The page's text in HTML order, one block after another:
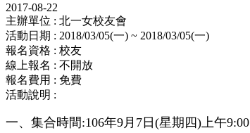
2017-08-22
主辦單位 : 北一女校友會
活動日期 : 2018/03/05(一) ~ 2018/03/05(一)
報名資格 : 校友
線上報名 : 不開放
報名費用 : 免費
活動說明 :
一、集合時間:106年9月7日(星期四)上午9:00